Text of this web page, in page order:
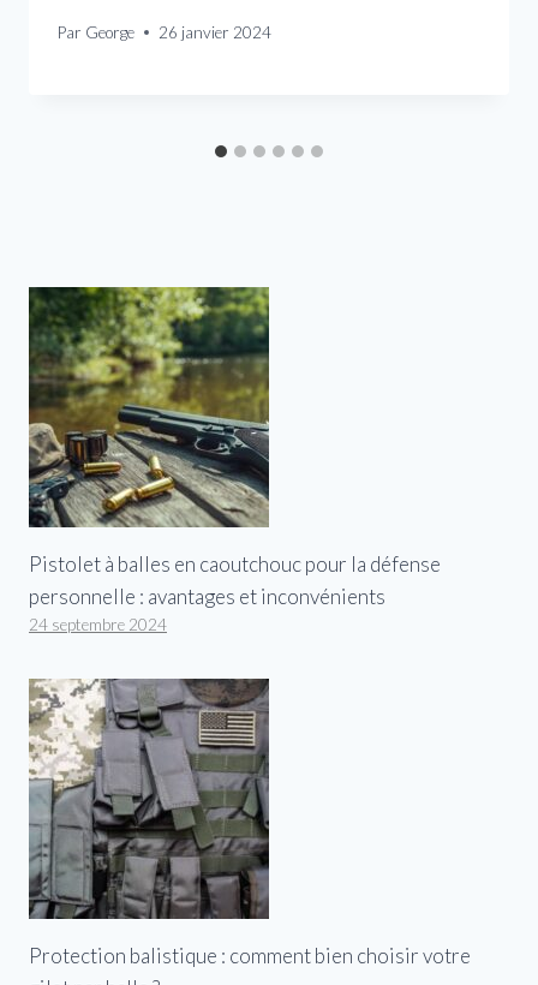
Par George 26 janvier 2024
Pistolet à balles en caoutchouc pour la défense
personnelle : avantages et inconvénients
24 septembre 2024
Protection balistique : comment bien choisir votre